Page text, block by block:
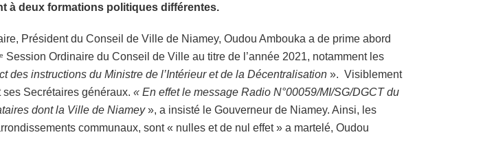
à deux formations politiques différentes.
Président du Conseil de Ville de Niamey, Oudou Ambouka a de prime abord
Session Ordinaire du Conseil de Ville au titre de l’année 2021, notamment les
des instructions du Ministre de l’Intérieur et de la Décentralisation ». Visiblement
Secrétaires généraux. « En effet le message Radio N°00059/MI/SG/DGCT du
dont la Ville de Niamey», a insisté le Gouverneur de Niamey. Ainsi, les
communaux, sont « nulles et de nul effet » a martelé, Oudou